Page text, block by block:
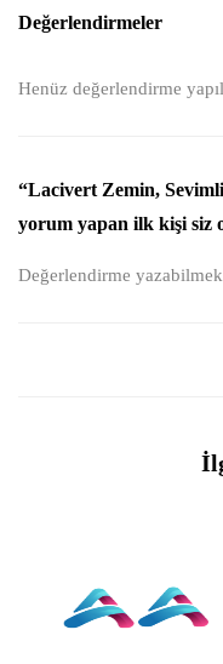
Değerlendirmeler
Henüz değerlendirme
“Lacivert Zemin,
yorum yapan ilk kişi siz
Değerlendirme